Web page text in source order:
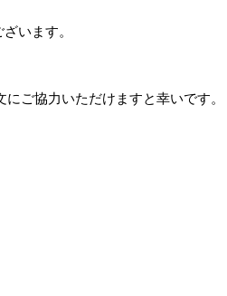
います。
ご協力いただけますと幸いです。